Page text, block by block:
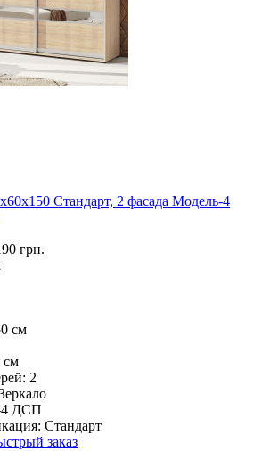
Стандарт, 2 фасада Модель-4
грн.
см
см
2
4 ДСП
Стандарт
заказ